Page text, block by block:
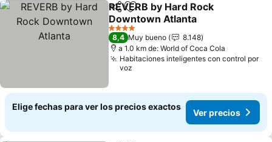
CompartirAgregar a favoritos
REVERB by Hard Rock
Downtown Atlanta
4 Estrellas
8,4 Muy bueno
8.148
a 1.0 km de: World of Coca Cola
Habitaciones inteligentes con control por
voz
Elige fechas para ver los precios exactos
Ver precios